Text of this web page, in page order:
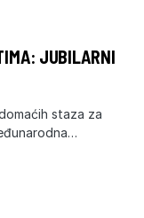
JUBILARNI
staza za